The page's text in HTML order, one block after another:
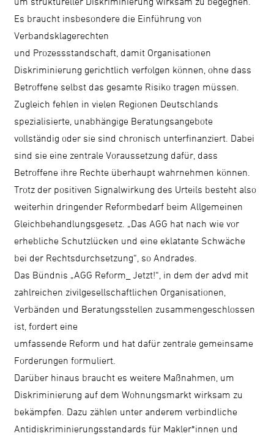
Es braucht insbesondere die Einführung von
Verbandsklagerechten
und Prozessstandschaft, damit Organisationen
Diskriminierung gerichtlich verfolgen können, ohne dass
Betroffene selbst das gesamte Risiko tragen müssen.
Zugleich fehlen in vielen Regionen Deutschlands
spezialisierte, unabhängige Beratungsangebote
vollständig oder sie sind chronisch unterfinanziert. Dabei
sind sie eine zentrale Voraussetzung dafür, dass
Betroffene ihre Rechte überhaupt wahrnehmen können.
Trotz der positiven Signalwirkung des Urteils besteht also
weiterhin dringender Reformbedarf beim Allgemeinen
Gleichbehandlungsgesetz. „Das AGG hat nach wie vor
erhebliche Schutzlücken und eine eklatante Schwäche
bei der Rechtsdurchsetzung“, so Andrades.
Das Bündnis „AGG Reform_ Jetzt!“, in dem der advd mit
zahlreichen zivilgesellschaftlichen Organisationen,
Verbänden und Beratungsstellen zusammengeschlossen
ist, fordert eine
umfassende Reform und hat dafür zentrale gemeinsame
Forderungen formuliert.
Darüber hinaus braucht es weitere Maßnahmen, um
Diskriminierung auf dem Wohnungsmarkt wirksam zu
bekämpfen. Dazu zählen unter anderem verbindliche
Antidiskriminierungsstandards für Makler*innen und